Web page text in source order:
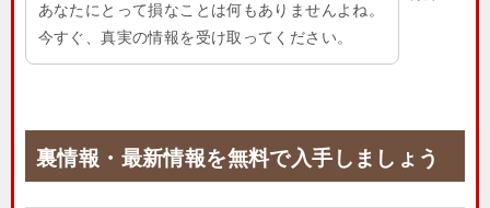
あなたにとって損なことは何もありませんよね。
今すぐ、真実の情報を受け取ってください。
裏情報・最新情報を無料で入手しましょう